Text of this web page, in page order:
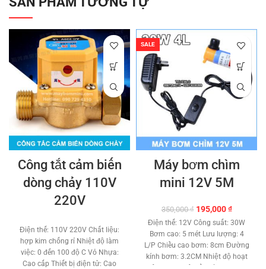
Công tắt cảm biến
dòng chảy 110V
220V
Điện thế: 110V 220V Chất liệu:
hợp kim chống rỉ Nhiệt độ làm
việc: 0 đến 100 độ C Vỏ Nhựa:
Cao cấp Thiết bị điện tử: Cao
SALE
Máy bơm chìm
mini 12V 5M
350,000₫ Giá
gốc
là:
350,000 ₫.
195,000₫Giá
hiện
tại
là:
195,000
Điện thế: 12V Công suất: 30W
Bơm cao: 5 mét Lưu lượng: 4
L/P Chiều cao bơm: 8cm Đường
kính bơm: 3.2CM Nhiệt độ hoạt